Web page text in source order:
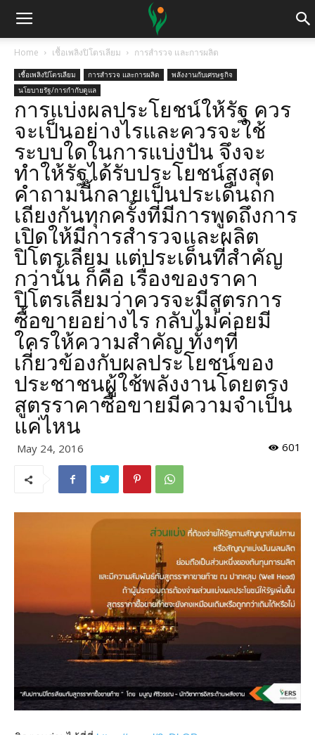
Home เชื้อเพลิงปิโตรเลียม การสำรวจ และการผลิต
เชื้อเพลิงปิโตรเลียม การสำรวจ และการผลิต
พลังงานกับเศรษฐกิจ
นโยบายรัฐ/การกำกับดูแล
การแบ่งผลประโยชน์ให้รัฐ ควร
จะเป็นอย่างไรและควรจะใช้
ระบบใดในการแบ่งปัน จึงจะ
ทำให้รัฐได้รับประโยชน์สูงสุด
คำถามนี้กลายเป็นประเด็นถก
เถียงกันทุกครั้งที่มีการพูดถึงการ
เปิดให้มีการสำรวจและผลิต
ปิโตรเลียม แต่ประเด็นที่สำคัญ
กว่านั้น ก็คือ เรื่องของราคา
ปิโตรเลียมว่าควรจะมีสูตรการ
ซื้อขายอย่างไร กลับไม่ค่อยมี
ใครให้ความสำคัญ ทั้งๆที่
เกี่ยวข้องกับผลประโยชน์ของ
ประชาชนผู้ใช้พลังงานโดยตรง
สูตรราคาซื้อขายมีความจำเป็น
แค่ไหน
May 24, 2016 601